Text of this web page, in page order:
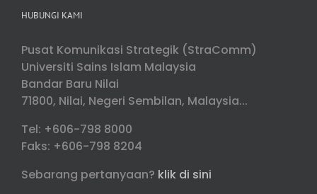
HUBUNGI KAMI
Pusat Komunikasi Strategik (StraComm)
Universiti Sains Islam Malaysia
Bandar Baru Nilai
71800, Nilai, Negeri Sembilan, Malaysia...
Tel: +606-798 8000
Faks: +606-798 8204
Sebarang pertanyaan? klik di sini